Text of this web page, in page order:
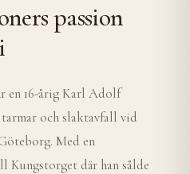
passion
en 16-årig Karl Adolf
och slaktavfall vid
Med en
där han sålde